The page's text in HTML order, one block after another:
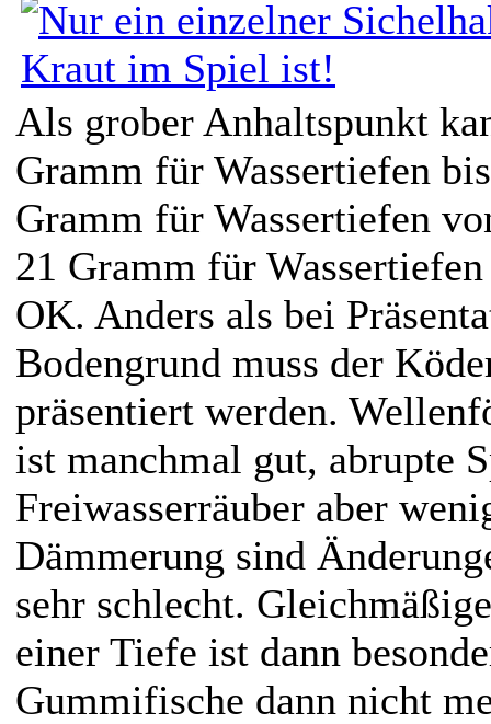
Als grober Anhaltspunkt
Gramm für Wassertiefen
Gramm für Wassertiefen
21 Gramm für
OK. Anders als bei
Bodengrund muss der
präsentiert werden.
ist manchmal gut, abrupte
Freiwasserräuber aber
Dämmerung sind
sehr schlecht.
einer Tiefe ist dann
Gummifische dann nicht